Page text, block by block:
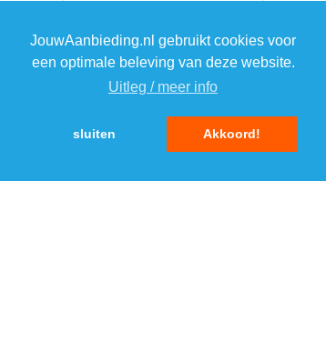
JouwAanbieding.nl gebruikt cookies voor
een optimale beleving van deze website.
Uitleg / meer info
sluiten Akkoord!